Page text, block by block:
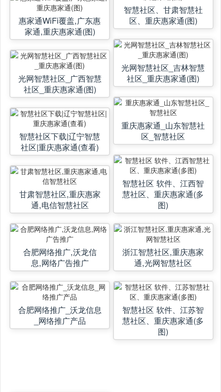
惠家通WiFi覆盖,广东惠
家通,重庆惠家通(图)
光网智慧社区_广西智慧
社区_重庆惠家通(图)
智慧社区下载|辽宁智慧
社区|重庆惠家通(查看)
甘肃智慧社区,重庆惠家
通,电信智慧社区
合肥网络推广,沃龙信
息,网络广告推广
合肥网络推广_沃龙信息
_网络推广产品
智慧社区、甘肃智慧社
区、重庆惠家通(图)
光网智慧社区_吉林智慧
社区_重庆惠家通(图)
重庆惠家通_山东智慧社
区_智慧社区
智慧社区 软件、江西智
慧社区、重庆惠家通(多
图)
浙江智慧社区,重庆惠家
通,光网智慧社区
智慧社区 软件、江苏智
慧社区、重庆惠家通(多
图)